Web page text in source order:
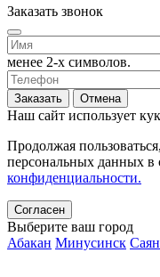
Заказать звонок
менее 2-х символов.
Заказать Отмена
Наш сайт использует
Продолжая
персональных данных в
конфиденциальности.
Согласен
Выберите ваш город
Абакан Минусинск